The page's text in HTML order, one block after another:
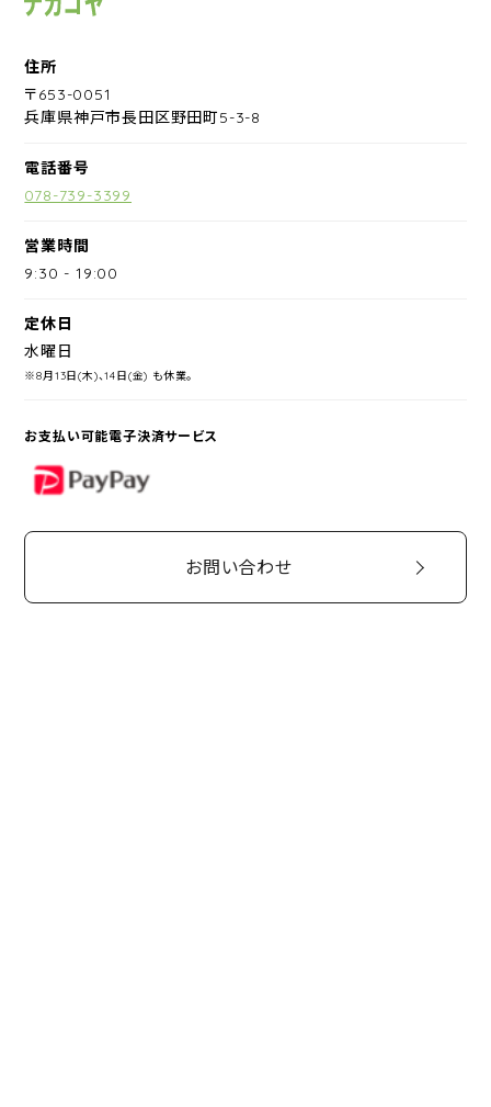
住所
〒653-0051
兵庫県神戸市長田区野田町5-3-8
電話番号
078-739-3399
営業時間
9:30 -19:00
定休日
水曜日
※8月13日(木)、14日(金) も休業。
お支払い可能電子決済サービス
PayPay
お問い合わせ